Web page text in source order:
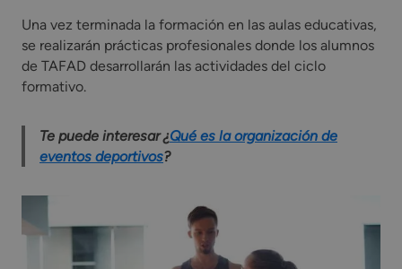
Una vez terminada la formación en las aulas educativas,
se realizarán prácticas profesionales donde los alumnos
de TAFAD desarrollarán las actividades del ciclo
formativo.
Te puede interesar ¿Qué es la organización de
eventos deportivos?